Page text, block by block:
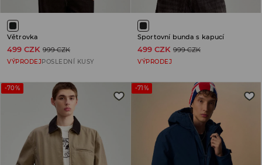
Větrovka
499 CZK 999 CZK
VÝPRODEJ POSLEDNÍ KUSY
Sportovní bunda s kapucí
499 CZK 999 CZK
VÝPRODEJ
-70% -71%